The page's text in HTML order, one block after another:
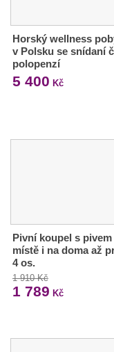
Horský wellness
v Polsku se snídaní
polopenzí
5 400 Kč
Pivní koupel s pivem
místě i na doma až
4 os.
1 910 Kč
1 789 Kč